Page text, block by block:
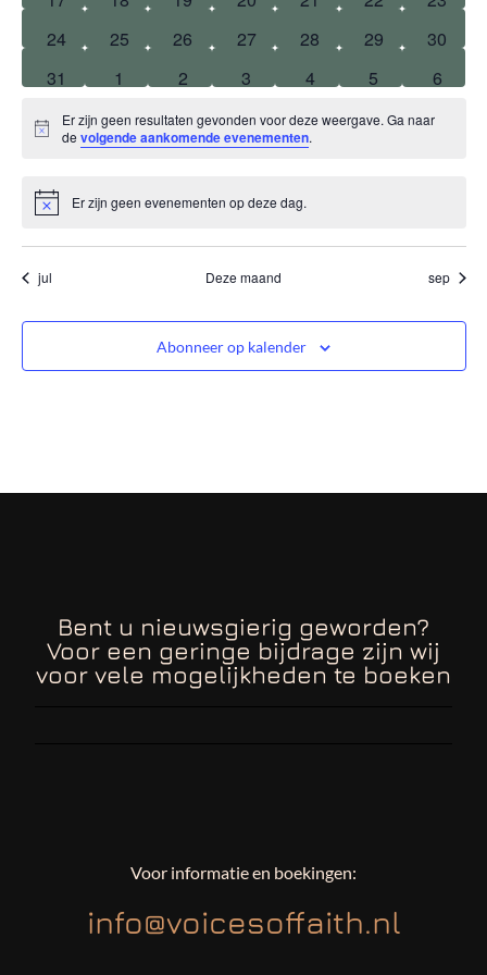
0 evenementen
24 0 evenementen
25 0 evenementen
26 0 evenementen
27 0 evenementen
28 0 evenementen
29 0
30
0 evenementen
31 0 evenementen
1 0 evenementen
2 0 evenementen
3 0 evenementen
4 0 evenementen
5 0
6
Bericht
Er zijn geen resultaten gevonden voor deze weergave. Ga naar
devolgende aankomende evenementen.
BerichtEr zijn geen evenementen op deze dag.
jul Deze maand sep
Abonneer op kalender
Bent u nieuwsgierig geworden?
Voor een geringe bijdrage zijn wij
voor vele mogelijkheden te boeken
Voor informatie en boekingen:
info@voicesoffaith.nl